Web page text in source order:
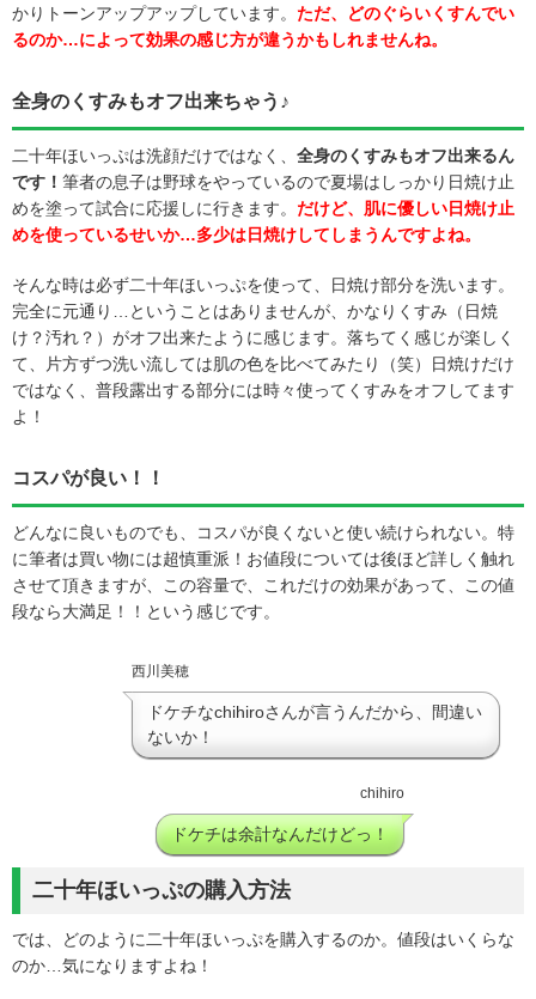
かりトーンアップアップしています。 ただ、どのぐらいくすんでい
るのか…によって効果の感じ方が違うかもしれませんね。
全身のくすみもオフ出来ちゃう♪
二十年ほいっぷは洗顔だけではなく、 全身のくすみもオフ出来るん
です！ 筆者の息子は野球をやっているので夏場はしっかり日焼け止
めを塗って試合に応援しに行きます。 だけど、肌に優しい日焼け止
めを使っているせいか…多少は日焼けしてしまうんですよね。
そんな時は必ず二十年ほいっぷを使って、日焼け部分を洗います。
完全に元通り…ということはありませんが、かなりくすみ（日焼
け？汚れ？）がオフ出来たように感じます。落ちてく感じが楽しく
て、片方ずつ洗い流しては肌の色を比べてみたり（笑）日焼けだけ
ではなく、普段露出する部分には時々使ってくすみをオフしてます
よ！
コスパが良い！！
どんなに良いものでも、コスパが良くないと使い続けられない。特
に筆者は買い物には超慎重派！お値段については後ほど詳しく触れ
させて頂きますが、この容量で、これだけの効果があって、この値
段なら大満足！！という感じです。
西川美穂
ドケチなchihiroさんが言うんだから、間違い
ないか！
chihiro
ドケチは余計なんだけどっ！
二十年ほいっぷの購入方法
では、どのように二十年ほいっぷを購入するのか。値段はいくらな
のか…気になりますよね！